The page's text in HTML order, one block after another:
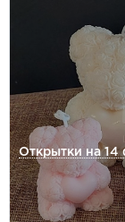
Открытки на 14